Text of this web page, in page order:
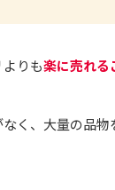
りも楽に売れる
く、大量の品物